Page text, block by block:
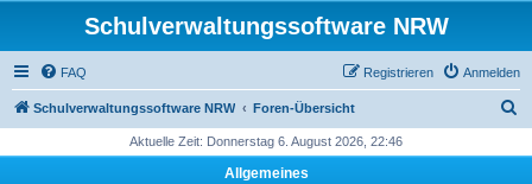
Schulverwaltungssoftware NRW
FAQ Anmelden
Registrieren
Schulverwaltungssoftware NRW Foren-Übersicht
Aktuelle Zeit: Donnerstag 6. August 2026, 22:46
Allgemeines